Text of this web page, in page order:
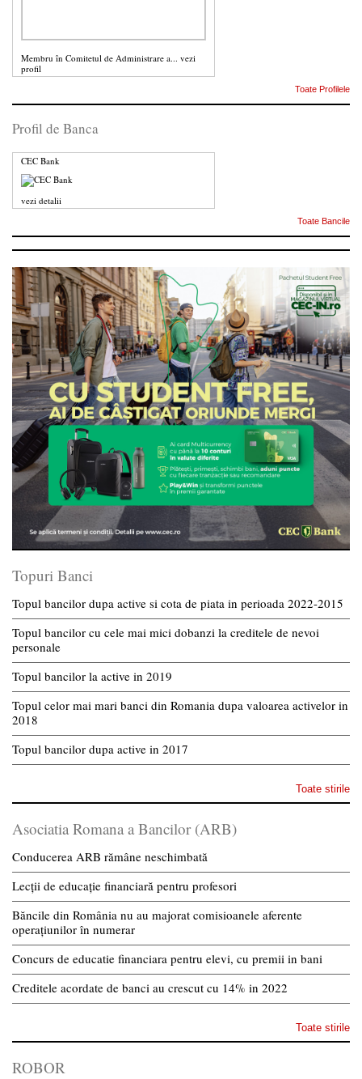
Membru în Comitetul de Administrare a... vezi
profil
Toate Profilele
Profil de Banca
CEC Bank
vezi detalii
Toate Bancile
Topuri Banci
Topul bancilor dupa active si cota de piata in perioada 2022-2015
Topul bancilor cu cele mai mici dobanzi la creditele de nevoi
personale
Topul bancilor la active in 2019
Topul celor mai mari banci din Romania dupa valoarea activelor in
2018
Topul bancilor dupa active in 2017
Toate stirile
Asociatia Romana a Bancilor (ARB)
Conducerea ARB rămâne neschimbată
Lecții de educație financiară pentru profesori
Băncile din România nu au majorat comisioanele aferente
operațiunilor în numerar
Concurs de educatie financiara pentru elevi, cu premii in bani
Creditele acordate de banci au crescut cu 14% in 2022
Toate stirile
ROBOR